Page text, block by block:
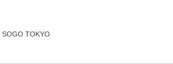
TOKYO